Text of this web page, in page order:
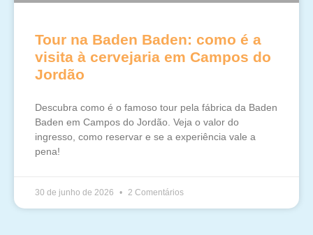
Tour na Baden Baden: como é a
visita à cervejaria em Campos do
Jordão
Descubra como é o famoso tour pela fábrica da Baden
Baden em Campos do Jordão. Veja o valor do
ingresso, como reservar e se a experiência vale a
pena!
30 de junho de 2026 2 Comentários